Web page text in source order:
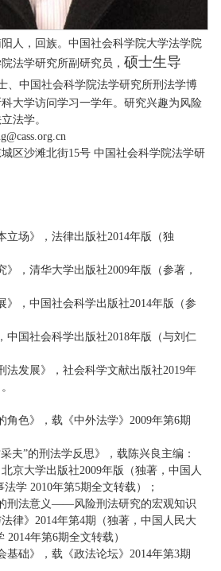
人，回族。中国社会科学院大学法学院
法学研究所副研究员， 硕士生导
、中国社会科学院法学研究所刑法学博
大学访问学习一学年。研究兴趣为风险
法学。
区沙滩北街15号 中国社会科学院法学研
立场》，法律出版社2014年版（独
》，清华大学出版社2009年版（参著，
》，中国社会科学出版社2014年版（参
中国社会科学出版社2018年版（与刘仁
法发展》，社会科学文献出版社2019年
角色》，载《中外法学》2009年第6期
夫”的刑法学反思》，载陈兴良主编：
京大学出版社2009年版（独著，中国人
学 2010年第5期全文转载）；
刑法意义——风险刑法研究的宏观知识
律》2014年第4期（独著，中国人民大
年第6期全文转载）
基础》，载《政法论坛》2014年第3期